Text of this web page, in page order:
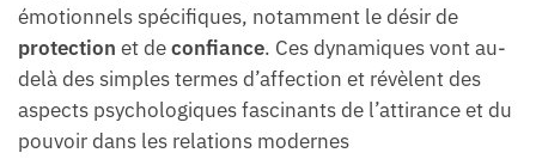
émotionnels spécifiques, notamment le désir de
protection et deconfiance. Ces dynamiques vont au-
delà des simples termes d’affection et révèlent des
aspects psychologiques fascinants de l’attirance et du
pouvoir dans les relations modernes